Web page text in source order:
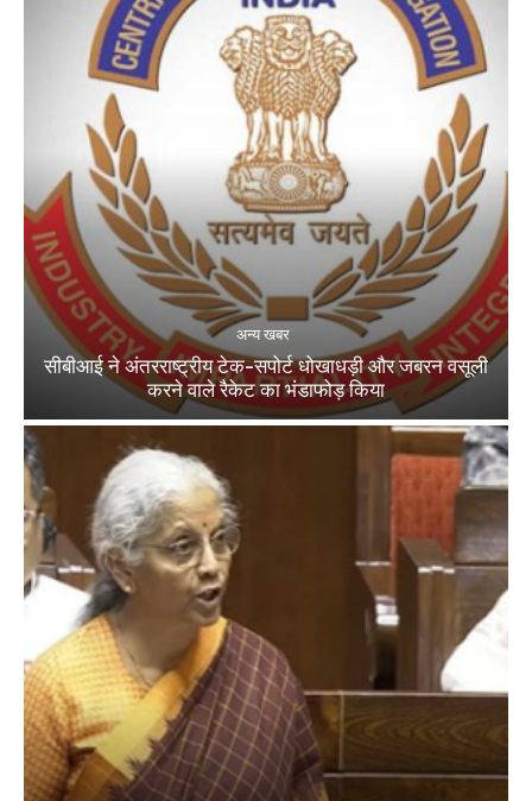
अन्य खबर
सीबीआई ने अंतरराष्ट्रीय टेक-सपोर्ट धोखाधड़ी और जबरन वसूली
करने वाले रैकेट का भंडाफोड़ किया